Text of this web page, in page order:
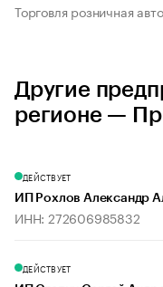
Торговля розничная
Другие
регионе —
ДЕЙСТВУЕТ
ИП Рохлов Александр
ИНН: 272606985832
ДЕЙСТВУЕТ